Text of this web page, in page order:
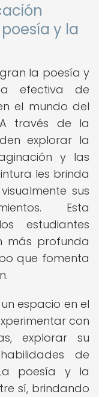
y la
la poesía y
efectiva de
el mundo del
través de la
explorar la
y las
les brinda
sus
Esta
estudiantes
más profunda
que fomenta
espacio en el
con
explorar su
de
poesía y la
sí, brindando